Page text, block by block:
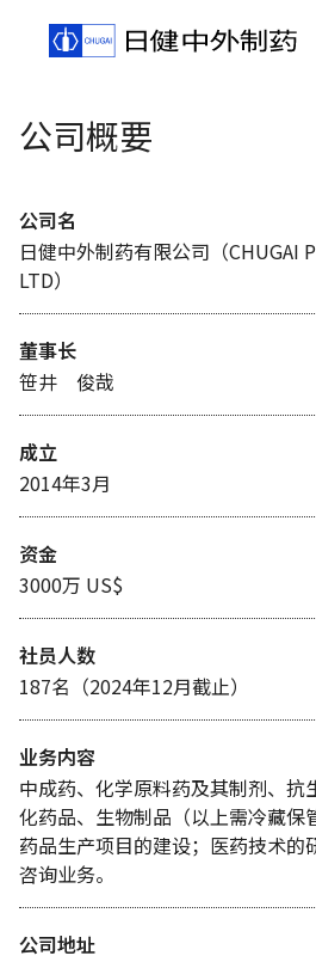
公司概要
公司名
日健中外制药有限公司（CHUGAI
LTD）
董事长
笹井 俊哉
成立
2014年3月
资金
3000万 US$
社员人数
187名（2024年12月截止）
业务内容
中成药、化学原料药及其制剂、抗
化药品、生物制品（以上需冷藏保
药品生产项目的建设；医药技术的
咨询业务。
公司地址